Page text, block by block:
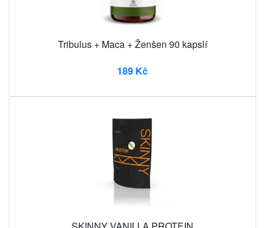
Tribulus + Maca + Ženšen 90 kapslí
189 Kč